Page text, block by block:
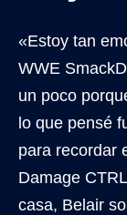
«Estoy tan
WWE
un poco
lo que pensé
para recordar
Damage
casa, Belair